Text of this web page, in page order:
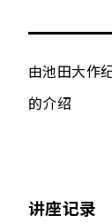
由池田大作
的介绍
讲座记录